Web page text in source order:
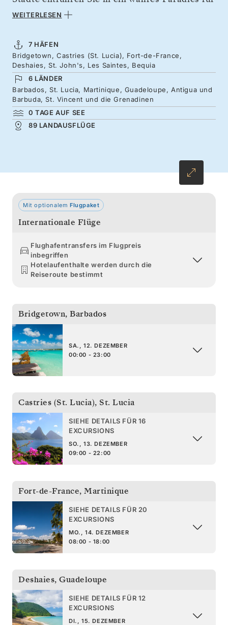
die Sinne. Lauschen Sie dem Klang der Wellen,
Palmenblätter in einer leichten Brise rascheln,
und genießen Sie den großzügig
ausgeschenkten Rum auf dem Weg durch die
südliche Karibik. Entdecken Sie französische
und niederländische Inseln von
außergewöhnlicher Schönheit und tauchen Sie
erstrahlen sowohl in den Straßen der lebhaften
Innenstädte als auch in den faszinierenden
Unterwasserwelten, wo Papageien- und
Kaiserfische bunte Fächerkorallen umkreisen.
WEITERLESEN
7 HÄFEN
Bridgetown, Castries (St. Lucia), Fort-de-France,
Deshaies, St. John's, Les Saintes, Bequia
6 LÄNDER
Barbados, St. Lucia, Martinique, Guadeloupe, Antigua und
Barbuda, St. Vincent und die Grenadinen
0 TAGE AUF SEE
89 LANDAUSFLÜGE
Mit optionalem Flugpaket
Internationale Flüge
Flughafentransfers im Flugpreis
inbegriffen
Hotelaufenthalte werden durch die
Reiseroute bestimmt
Bridgetown, Barbados
SA., 12. DEZEMBER
00:00 - 23:00
Castries (St. Lucia), St. Lucia
SIEHE DETAILS FÜR 16
EXCURSIONS
SO., 13. DEZEMBER
09:00 - 22:00
Fort-de-France, Martinique
SIEHE DETAILS FÜR 20
EXCURSIONS
MO., 14. DEZEMBER
08:00 - 18:00
Deshaies, Guadeloupe
SIEHE DETAILS FÜR 12
EXCURSIONS
DI., 15. DEZEMBER